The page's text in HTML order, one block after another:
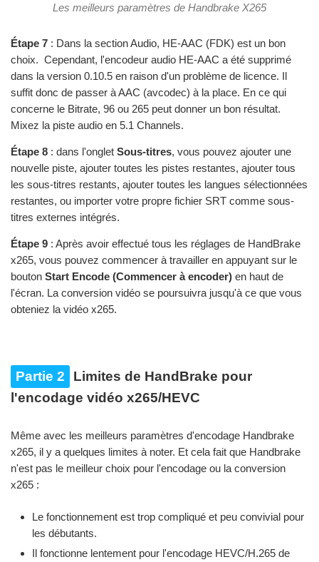
Les meilleurs paramètres de Handbrake X265
Étape 7 : Dans la section Audio, HE-AAC (FDK) est un bon
choix. Cependant, l'encodeur audio HE-AAC a été supprimé
dans la version 0.10.5 en raison d'un problème de licence. Il
suffit donc de passer à AAC (avcodec) à la place. En ce qui
concerne le Bitrate, 96 ou 265 peut donner un bon résultat.
Mixez la piste audio en 5.1 Channels.
Étape 8 : dans l'onglet Sous-titres, vous pouvez ajouter une
nouvelle piste, ajouter toutes les pistes restantes, ajouter tous
les sous-titres restants, ajouter toutes les langues sélectionnées
restantes, ou importer votre propre fichier SRT comme sous-
titres externes intégrés.
Étape 9 : Après avoir effectué tous les réglages de HandBrake
x265, vous pouvez commencer à travailler en appuyant sur le
bouton Start Encode (Commencer à encoder) en haut de
l'écran. La conversion vidéo se poursuivra jusqu'à ce que vous
obteniez la vidéo x265.
Partie 2
Limites de HandBrake pour
l'encodage vidéo x265/HEVC
Même avec les meilleurs paramètres d'encodage Handbrake
x265, il y a quelques limites à noter. Et cela fait que Handbrake
n'est pas le meilleur choix pour l'encodage ou la conversion
x265 :
Le fonctionnement est trop compliqué et peu convivial pour
les débutants.
Il fonctionne lentement pour l'encodage HEVC/H.265 de